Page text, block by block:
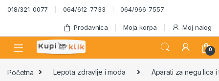
Skip to navigation
Skip to content
018/321-0077 064/612-7733 064/966-7557
Prodavnica Moja korpa Moj nalog
0
Početna Lepota zdravlje i moda Aparati za negu lica i